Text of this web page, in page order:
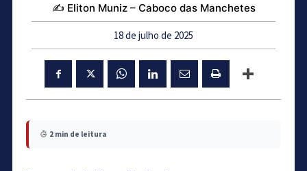
✍️ Eliton Muniz – Caboco das Manchetes
18 de julho de 2025
2 min de leitura